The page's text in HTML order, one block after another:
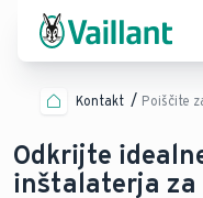
Kontakt Poiščite
Odkrijte
inštalaterja za